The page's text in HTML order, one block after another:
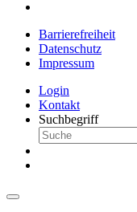
Barrierefreiheit
Datenschutz
Impressum
Login
Kontakt
Suchbegriff